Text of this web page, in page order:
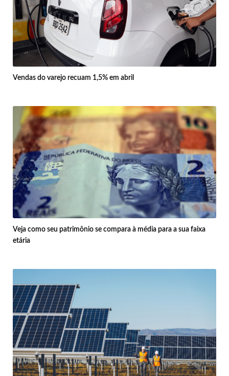
Vendas do varejo recuam 1,5% em abril
Veja como seu patrimônio se compara à média para a sua faixa
etária